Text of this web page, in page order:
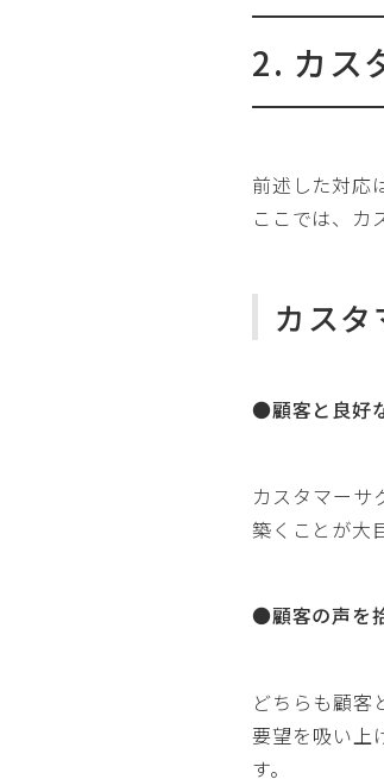
2. カス
前述した対応
ここでは、カ
カス
●顧客と良好
カスタマーサ
築くことが大
●顧客の声を
どちらも顧
要望を吸い上
す。